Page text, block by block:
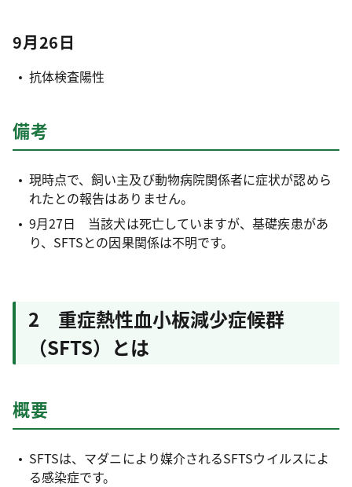
9月26日
抗体検査陽性
備考
現時点で、飼い主及び動物病院関係者に症状が認めら
れたとの報告はありません。
9月27日 当該犬は死亡していますが、基礎疾患があ
り、SFTSとの因果関係は不明です。
2 重症熱性血小板減少症候群
（SFTS）とは
概要
SFTSは、マダニにより媒介されるSFTSウイルスによ
る感染症です。